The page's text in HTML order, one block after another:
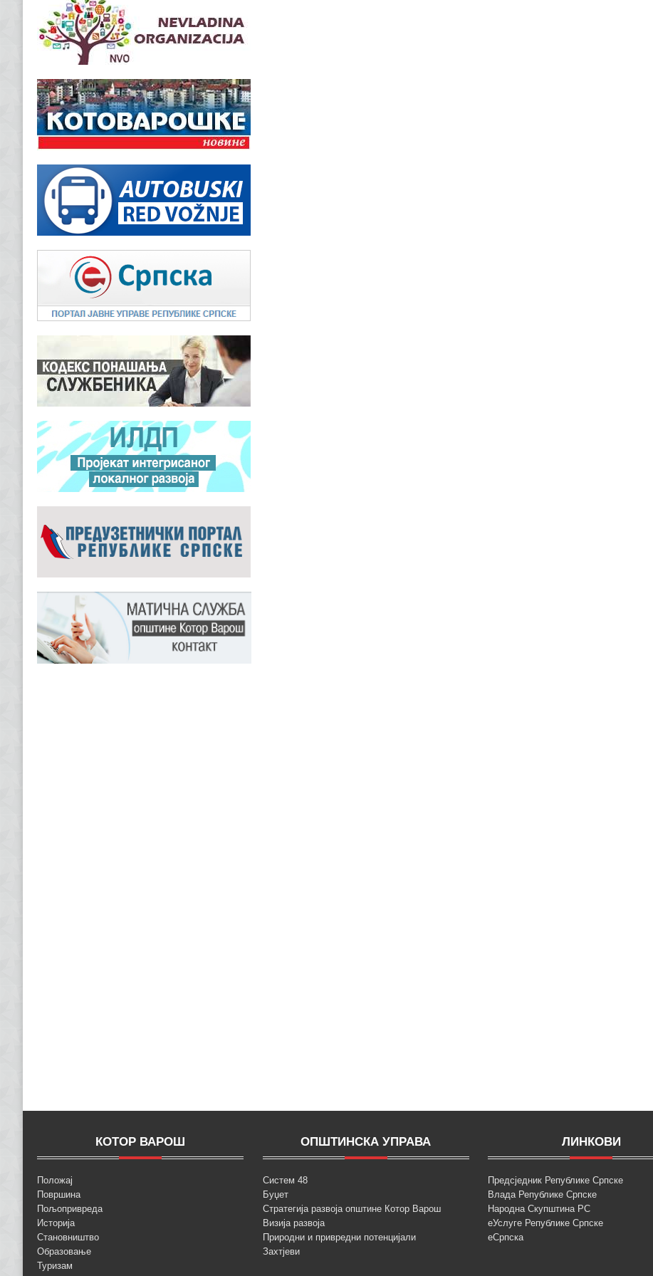
КОТОР ВАРОШ
Положај
Површина
Пољопривреда
Историја
Становништво
Образовање
Туризам
ОПШТИНСКА УПРАВА
Систем 48
Буџет
Стратегија развоја општине Котор Варош
Визија развоја
Природни и привредни потенцијали
Захтјеви
ЛИНКОВИ
Предсједник Републике Српске
Влада Републике Српске
Народна Скупштина РС
еУслуге Републике Српске
еСрпска